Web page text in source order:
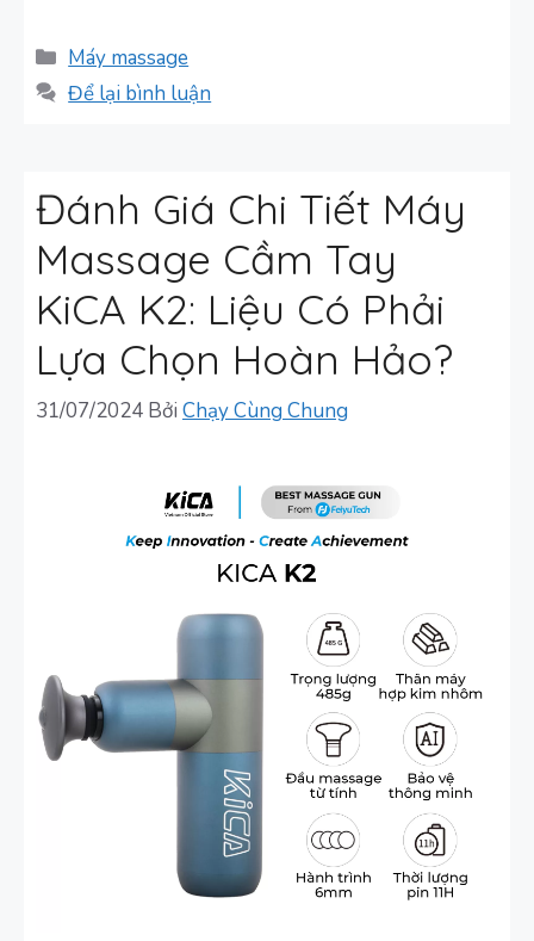
Danh
mục
Máy massage
Để lại bình luận
Đánh Giá Chi Tiết Máy
Massage Cầm Tay
KiCA K2: Liệu Có Phải
Lựa Chọn Hoàn Hảo?
31/07/2024 Bởi Chạy Cùng Chung